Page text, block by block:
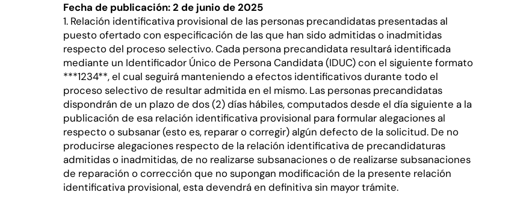
Fecha de publicación: 2 de junio de 2025
1. Relación identificativa provisional de las personas precandidatas presentadas al
puesto ofertado con especificación de las que han sido admitidas o inadmitidas
respecto del proceso selectivo. Cada persona precandidata resultará identificada
mediante un Identificador Único de Persona Candidata (IDUC) con el siguiente formato
***1234**, el cual seguirá manteniendo a efectos identificativos durante todo el
proceso selectivo de resultar admitida en el mismo. Las personas precandidatas
dispondrán de un plazo de dos (2) días hábiles, computados desde el día siguiente a la
publicación de esa relación identificativa provisional para formular alegaciones al
respecto o subsanar (esto es, reparar o corregir) algún defecto de la solicitud. De no
producirse alegaciones respecto de la relación identificativa de precandidaturas
admitidas o inadmitidas, de no realizarse subsanaciones o de realizarse subsanaciones
de reparación o corrección que no supongan modificación de la presente relación
identificativa provisional, esta devendrá en definitiva sin mayor trámite.